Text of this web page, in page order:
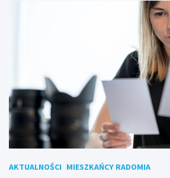
AKTUALNOŚCI MIESZKAŃCY RADOMIA